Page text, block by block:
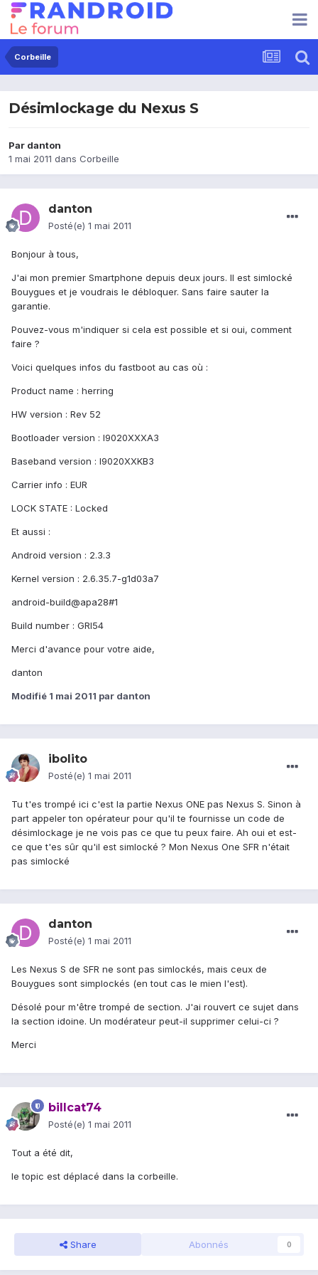
Corbeille
Désimlockage du Nexus S
Par danton
1 mai 2011 dans Corbeille
danton
Posté(e) 1 mai 2011
Bonjour à tous,
J'ai mon premier Smartphone depuis deux jours. Il est simlocké
Bouygues et je voudrais le débloquer. Sans faire sauter la
garantie.
Pouvez-vous m'indiquer si cela est possible et si oui, comment
faire ?
Voici quelques infos du fastboot au cas où :
Product name : herring
HW version : Rev 52
Bootloader version : I9020XXXA3
Baseband version : I9020XXKB3
Carrier info : EUR
LOCK STATE : Locked
Et aussi :
Android version : 2.3.3
Kernel version : 2.6.35.7-g1d03a7
android-build@apa28#1
Build number : GRI54
Merci d'avance pour votre aide,
danton
Modifié 1 mai 2011 par danton
ibolito
Posté(e) 1 mai 2011
Tu t'es trompé ici c'est la partie Nexus ONE pas Nexus S. Sinon à
part appeler ton opérateur pour qu'il te fournisse un code de
désimlockage je ne vois pas ce que tu peux faire. Ah oui et est-
ce que t'es sûr qu'il est simlocké ? Mon Nexus One SFR n'était
pas simlocké
danton
Posté(e) 1 mai 2011
Les Nexus S de SFR ne sont pas simlockés, mais ceux de
Bouygues sont simplockés (en tout cas le mien l'est).
Désolé pour m'être trompé de section. J'ai rouvert ce sujet dans
la section idoine. Un modérateur peut-il supprimer celui-ci ?
Merci
billcat74
Posté(e) 1 mai 2011
Tout a été dit,
le topic est déplacé dans la corbeille.
Share Abonnés 0